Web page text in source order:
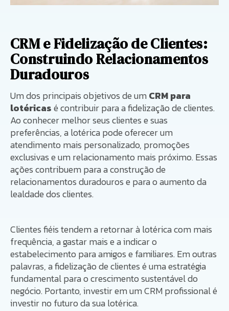
CRM e Fidelização de Clientes:
Construindo Relacionamentos
Duradouros
Um dos principais objetivos de umCRM para
lotéricasé contribuir para a fidelização de clientes.
Ao conhecer melhor seus clientes e suas
preferências, a lotérica pode oferecer um
atendimento mais personalizado, promoções
exclusivas e um relacionamento mais próximo. Essas
ações contribuem para a construção de
relacionamentos duradouros e para o aumento da
lealdade dos clientes.
Clientes fiéis tendem a retornar à lotérica com mais
frequência, a gastar mais e a indicar o
estabelecimento para amigos e familiares. Em outras
palavras, a fidelização de clientes é uma estratégia
fundamental para o crescimento sustentável do
negócio. Portanto, investir em um CRM profissional é
investir no futuro da sua lotérica.